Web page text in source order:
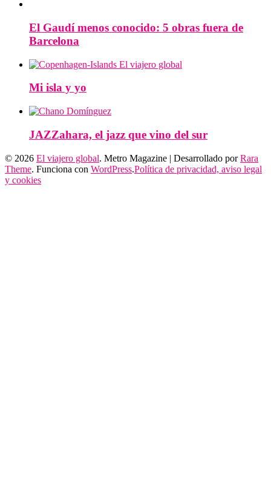
El Gaudí menos conocido: 5 obras fuera de
Barcelona
Mi isla y yo
JAZZahara, el jazz que vino del sur
© 2026 El viajero global. Metro Magazine | Desarrollado porRara
Theme. Funciona con WordPress.Política de privacidad, aviso legal
y cookies